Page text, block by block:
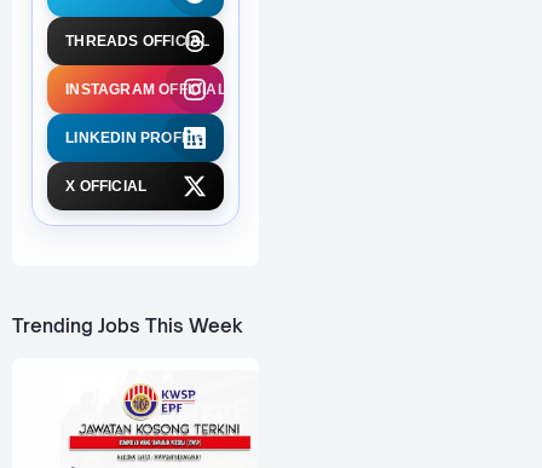
THREADS OFFICIAL
INSTAGRAM OFFICIAL
LINKEDIN PROFILE
X OFFICIAL
Trending Jobs This Week